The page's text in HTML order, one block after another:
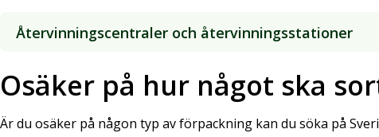
Återvinningscentraler och återvinningsstationer
Osäker på hur något ska
Är du osäker på någon typ av förpackning kan du söka på